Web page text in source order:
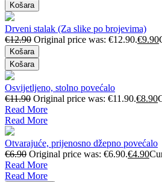
Košara
Drveni stalak (Za slike po brojevima)
€12.90 Original price was: €12.90.€9.90
Košara
Košara
Osvijetljeno, stolno povećalo
€11.90 Original price was: €11.90.€8.90
Read More
Read More
Otvarajuće, prijenosno džepno povećalo
€6.90 Original price was: €6.90.€4.90
Read More
Read More